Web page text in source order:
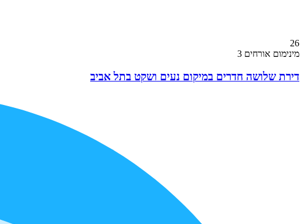
26
מינימום אורחים 3
דירת שלושה חדרים במיקום נעים ושקט בתל אביב